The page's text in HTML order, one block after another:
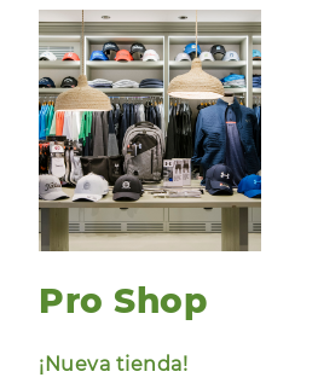
Pro Shop
¡Nueva tienda!